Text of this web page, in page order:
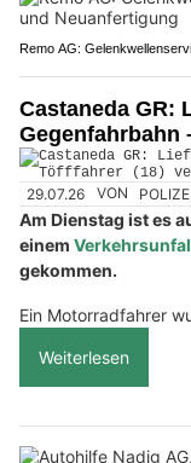
Remo AG:
Castaneda GR:
Gegenfahrbahn
29.07.26 VON
Am Dienstag ist es
einem
gekommen.
Ein Motorradfahrer
Weiterlesen